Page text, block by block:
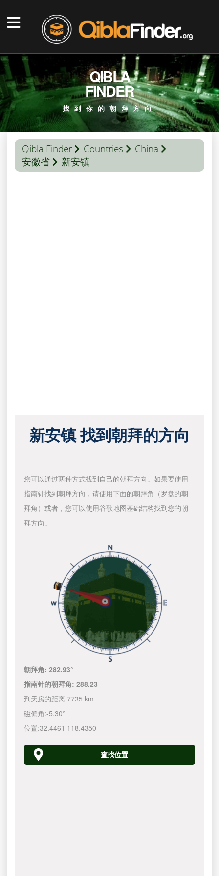
QIBLA
FINDER
找到你的朝拜方向
Qibla Finder Countries
China
安徽省
新安镇
新安镇 找到朝拜的方向
您可以通过两种方式找到自己的朝拜方向。如果要使用
指南针找到朝拜方向，请使用下面的朝拜角（罗盘的朝
拜角）或者，您可以使用谷歌地图基础结构找到您的朝
拜方向。
朝拜角:282.93°
指南针的朝拜角:288.23
到天房的距离:7735 km
磁偏角:-5.30°
位置:32.4461 ,118.4350
查找位置